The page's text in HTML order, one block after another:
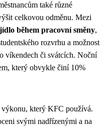
také různé
celkovou odměnu. Mezi
během pracovní směny,
rozvrhu a možnost
víkendech či svátcích. Noční
který obvykle činí 10%
výkonu, který KFC používá.
svými nadřízenými a na